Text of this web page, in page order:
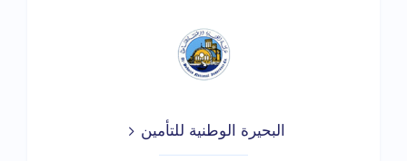
البحيرة الوطنية للتأمين